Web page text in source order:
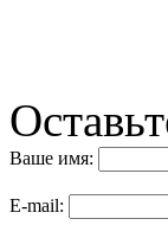
Ваше имя:
E-mail: